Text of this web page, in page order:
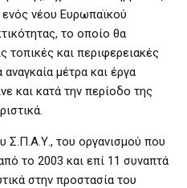
ενός νέου Ευρωπαϊκού
το οποίο θα
τοπικές και περιφερειακές
μέτρα και έργα
και κατά την περίοδο της
Σ.Π.Α.Υ., του οργανισμού που
το 2003 και επί 11 συναπτά
στην προστασία του